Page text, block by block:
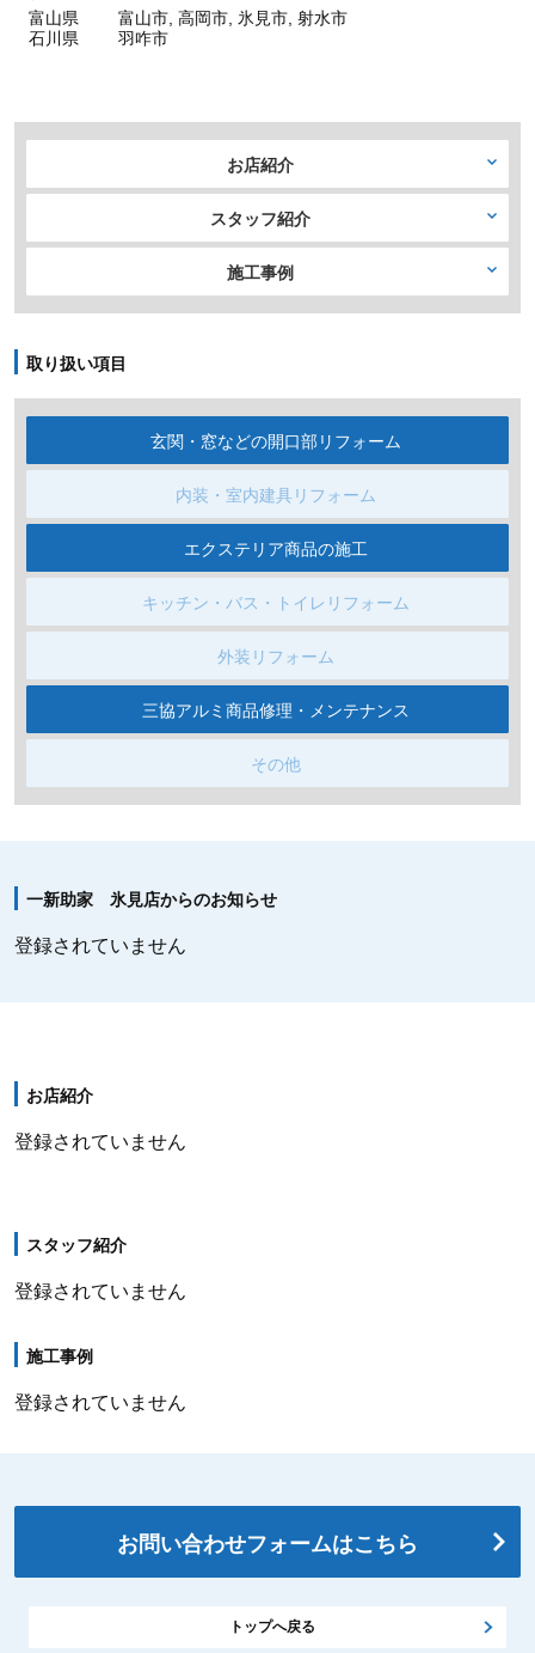
富山県
富山市, 高岡市, 氷見市, 射水市
石川県
羽咋市
お店紹介
スタッフ紹介
施工事例
取り扱い項目
玄関・窓などの開口部リフォーム
内装・室内建具リフォーム
エクステリア商品の施工
キッチン・バス・トイレリフォーム
外装リフォーム
三協アルミ商品修理・メンテナンス
その他
一新助家 氷見店からのお知らせ
登録されていません
お店紹介
登録されていません
スタッフ紹介
登録されていません
施工事例
登録されていません
お問い合わせフォームはこちら
トップへ戻る